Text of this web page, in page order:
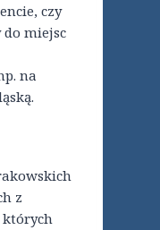
czy
miejsc
na
z
których